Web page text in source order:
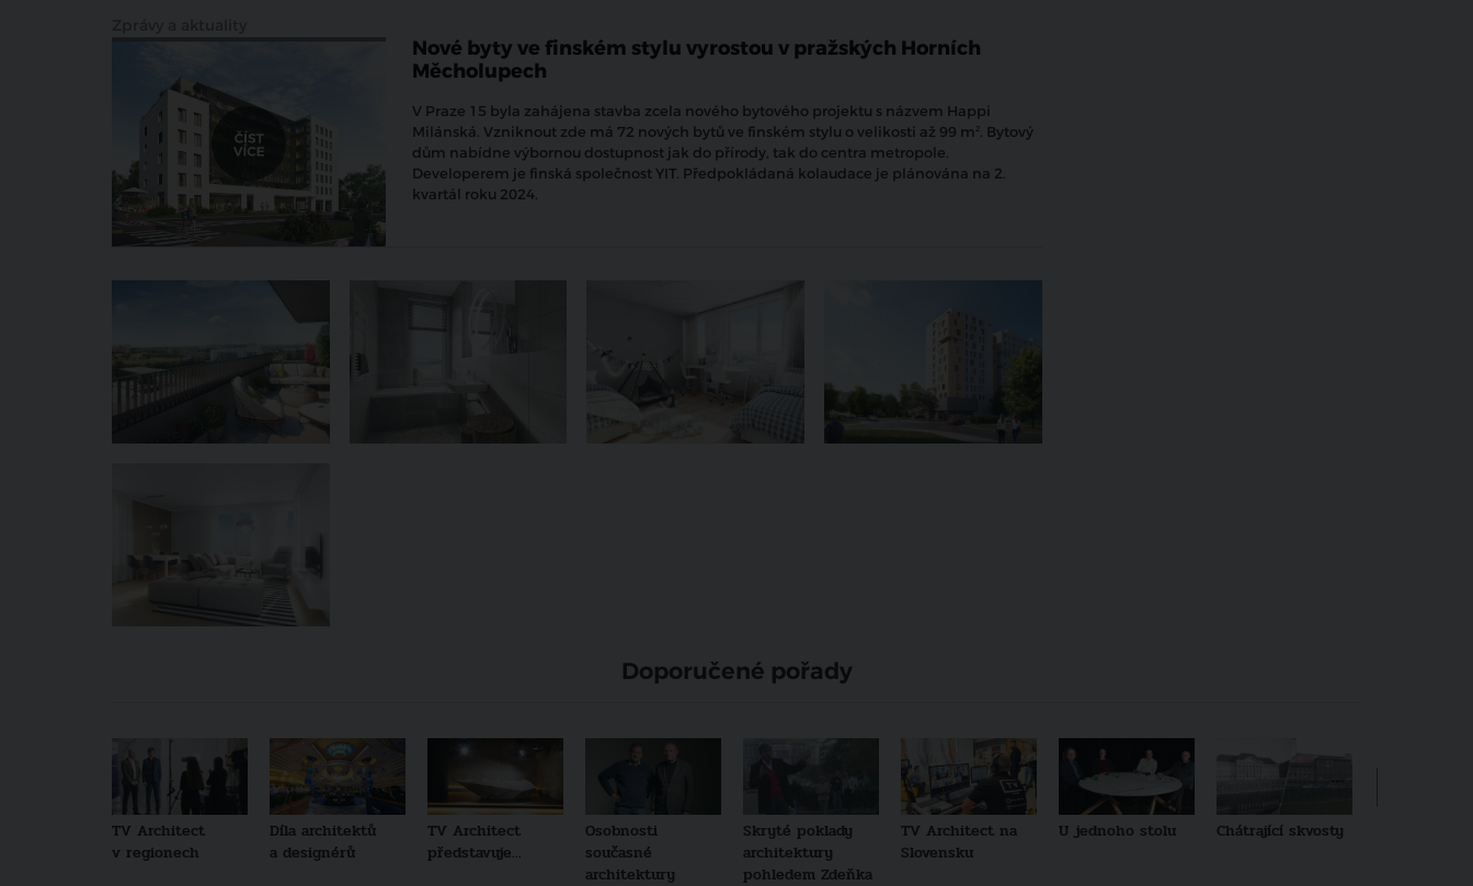
Nové byty ve finském stylu vyrostou v pražských Horních
Měcholupech
V Praze 15 byla zahájena stavba zcela nového bytového projektu s názvem Happi
Milánská. Vzniknout zde má 72 nových bytů ve finském stylu o velikosti až 99 m². Bytový
dům nabídne výbornou dostupnost jak do přírody, tak do centra metropole.
Developerem je finská společnost YIT. Předpokládaná kolaudace je plánována na 2.
kvartál roku 2024.
Doporučené pořady
TV Architect
v regionech
Díla architektů
a designérů
TV Architect
představuje...
Osobnosti
současné
architektury
Skryté poklady
architektury
pohledem Zdeňka
TV Architect na
Slovensku
U jednoho stolu Chátrající skvosty